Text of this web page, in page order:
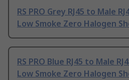
RS PRO Grey RJ45 to Male
Low Smoke Zero Halogen
RS PRO Blue RJ45 to Male
Low Smoke Zero Halogen